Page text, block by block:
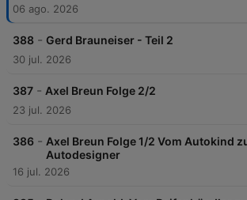
06 ago. 2026
388 - Gerd Brauneiser - Teil 2
30 jul. 2026
387 - Axel Breun Folge 2/2
23 jul. 2026
386 - Axel Breun Folge 1/2 Vom Autokind
Autodesigner
16 jul. 2026